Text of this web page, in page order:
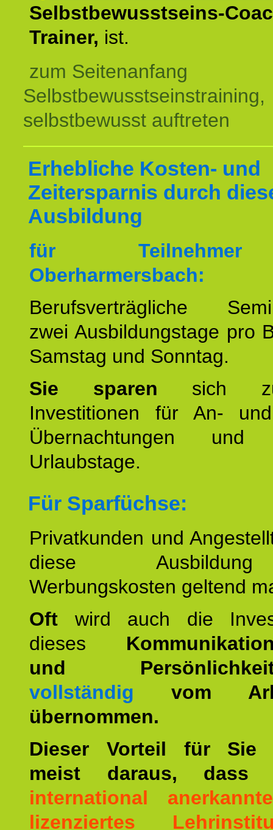
Selbstbewusstseins-
Trainer, ist.
zum Seitenanfang
Selbstbewusstseinstraining,
selbstbewusst auftreten
Erhebliche Kosten- und
Zeitersparnis durch
Ausbildung
für
Oberharmersbach:
Berufsverträgliche
zwei Ausbildungstage pro
Samstag und Sonntag.
Sie sparen sich
Investitionen für An-
Übernachtungen und
Urlaubstage.
Für Sparfüchse:
Privatkunden und
diese
Werbungskosten geltend
Oft wird auch die
dieses
und
vollständig vom
übernommen.
Dieser Vorteil für Sie
meist daraus,
international
lizenziertes